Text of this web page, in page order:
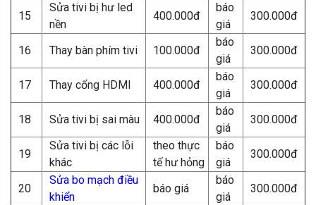
15
Sửa tivi bị hư led
nền
400.000đ
báo
giá
300.000đ
16 Thay bàn phím tivi 100.000đ
báo
giá
300.000đ
17 Thay cổng HDMI 400.000đ
báo
giá
300.000đ
18 Sửa tivi bị sai màu 400.000đ
báo
giá
300.000đ
19
Sửa tivi bị các lỗi
khác
theo thực
tế hư hỏng
báo
giá
300.000đ
20
Sửa bo mạch điều
khiển
báo giá
báo
giá
300.000đ